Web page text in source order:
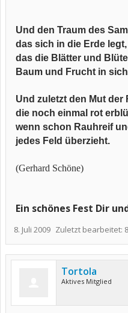
Und den Traum des
das sich in die Erde legt,
das die Blätter und
Baum und Frucht in
Und zuletzt den Mut der
die noch einmal rot
wenn schon Rauhreif
jedes Feld überzieht.
(Gerhard Schöne)
Ein schönes Fest Dir
8. Juli 2009 Zuletzt bearbeitet:
Tortola
Aktives Mitglied